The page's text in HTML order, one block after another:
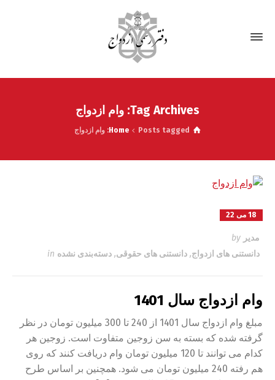
Tag Archives: وام ازدواج
Home Posts tagged: وام ازدواج
18 می 22
مدیر
دانستنی های ازدواج, دانستنی های حقوقی, دسته‌بندی نشده
وام ازدواج سال 1401
مبلغ وام ازدواج سال 1401 از 240 تا 300 میلیون تومان در نظر
گرفته شده که بسته به سن زوجین متفاوت است. زوجین هر
کدام می توانند تا 120 میلیون تومان وام دریافت کنند که روی
هم رفته 240 میلیون تومان می شود. همچنین بر اساس طرح